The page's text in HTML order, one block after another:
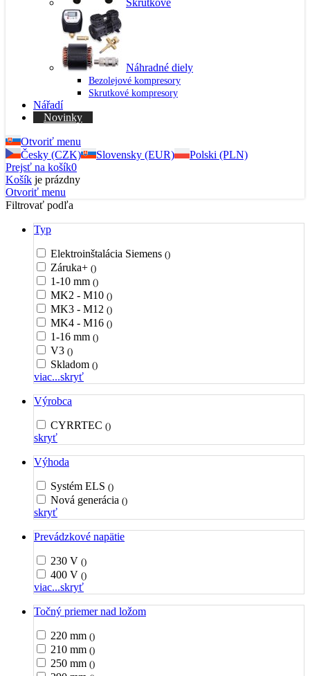
Skrutkové
Náhradné diely
Bezolejové kompresory
Skrutkové kompresory
Nářadí
Novinky
Otvoriť menu
Česky (CZK)
Slovensky (EUR)
Polski (PLN)
Prejsť na košík0
Košík je prázdny
Otvoriť menu
Filtrovať podľa
Typ
Elektroinštalácia Siemens ()
Záruka+ ()
1-10 mm ()
MK2 - M10 ()
MK3 - M12 ()
MK4 - M16 ()
1-16 mm ()
V3 ()
Skladom ()
viac...skryť
Výrobca
CYRRTEC ()
skryť
Výhoda
Systém ELS ()
Nová generácia ()
skryť
Prevádzkové napätie
230 V ()
400 V ()
viac...skryť
Točný priemer nad ložom
220 mm ()
210 mm ()
250 mm ()